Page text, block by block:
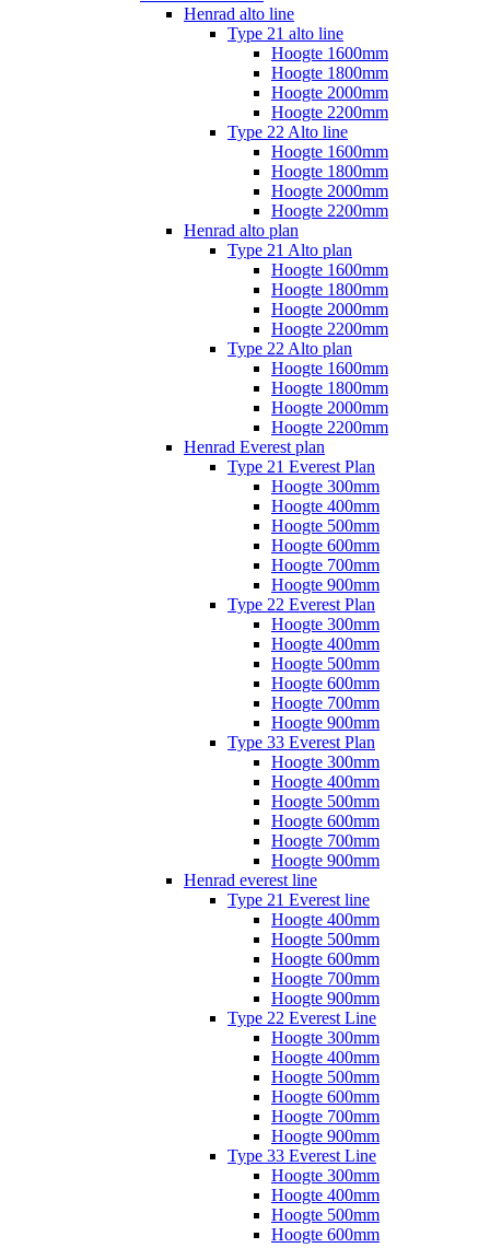
Henrad alto line
Type 21 alto line
Hoogte 1600mm
Hoogte 1800mm
Hoogte 2000mm
Hoogte 2200mm
Type 22 Alto line
Hoogte 1600mm
Hoogte 1800mm
Hoogte 2000mm
Hoogte 2200mm
Henrad alto plan
Type 21 Alto plan
Hoogte 1600mm
Hoogte 1800mm
Hoogte 2000mm
Hoogte 2200mm
Type 22 Alto plan
Hoogte 1600mm
Hoogte 1800mm
Hoogte 2000mm
Hoogte 2200mm
Henrad Everest plan
Type 21 Everest Plan
Hoogte 300mm
Hoogte 400mm
Hoogte 500mm
Hoogte 600mm
Hoogte 700mm
Hoogte 900mm
Type 22 Everest Plan
Hoogte 300mm
Hoogte 400mm
Hoogte 500mm
Hoogte 600mm
Hoogte 700mm
Hoogte 900mm
Type 33 Everest Plan
Hoogte 300mm
Hoogte 400mm
Hoogte 500mm
Hoogte 600mm
Hoogte 700mm
Hoogte 900mm
Henrad everest line
Type 21 Everest line
Hoogte 400mm
Hoogte 500mm
Hoogte 600mm
Hoogte 700mm
Hoogte 900mm
Type 22 Everest Line
Hoogte 300mm
Hoogte 400mm
Hoogte 500mm
Hoogte 600mm
Hoogte 700mm
Hoogte 900mm
Type 33 Everest Line
Hoogte 300mm
Hoogte 400mm
Hoogte 500mm
Hoogte 600mm